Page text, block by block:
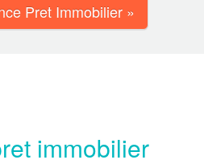
Pret Immobilier »
immobilier